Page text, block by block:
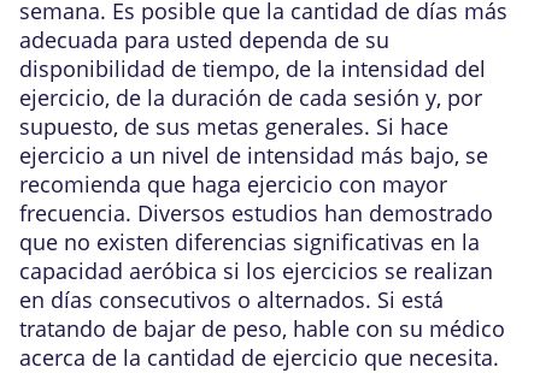
semana. Es posible que la cantidad de días más
adecuada para usted dependa de su
disponibilidad de tiempo, de la intensidad del
ejercicio, de la duración de cada sesión y, por
supuesto, de sus metas generales. Si hace
ejercicio a un nivel de intensidad más bajo, se
recomienda que haga ejercicio con mayor
frecuencia. Diversos estudios han demostrado
que no existen diferencias significativas en la
capacidad aeróbica si los ejercicios se realizan
en días consecutivos o alternados. Si está
tratando de bajar de peso, hable con su médico
acerca de la cantidad de ejercicio que necesita.